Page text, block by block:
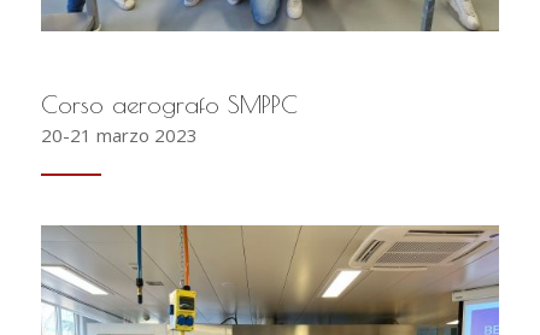
Corso aerografo SMPPC
20-21 marzo 2023